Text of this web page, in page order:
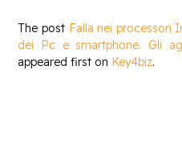
The post Falla nei processori
dei Pc e smartphone. Gli
appeared first on Key4biz.